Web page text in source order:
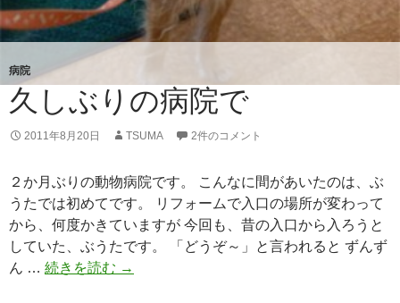
病院
久しぶりの病院で
2011年8月20日 TSUMA 2件のコメント
２か月ぶりの動物病院です。 こんなに間があいたのは、ぶ
うたでは初めてです。 リフォームで入口の場所が変わって
から、何度かきていますが 今回も、昔の入口から入ろうと
していた、ぶうたです。 「どうぞ～」と言われると ずんず
ん … 続きを読む 久
→